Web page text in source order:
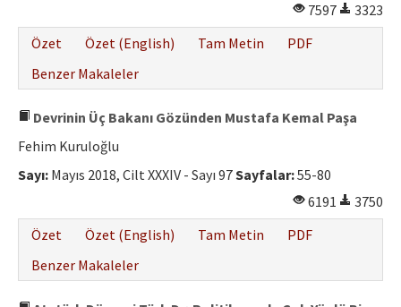
İletişim
7597
3323
Özet
Özet (English) Tam Metin
PDF
Benzer Makaleler
Devrinin Üç Bakanı Gözünden Mustafa Kemal Paşa
Fehim Kuruloğlu
Sayı: Mayıs 2018, Cilt XXXIV - Sayı 97Sayfalar:55-80
6191
3750
Özet
Özet (English) Tam Metin
PDF
Benzer Makaleler